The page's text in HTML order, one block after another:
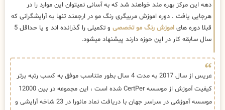
دهه این مرکز بهره مند خواهند شد که به آسانی نمیتوان این موارد را در
هرجایی یافت . دوره اموزش مربیگری رنگ مو در ارجمند تنها به آرایشگرانی که
قبلا دوره های اموزش رنگ مو تخصصی
و تکمیلی را گذرانده اند و یا حداقل 5
سال سابقه کار در این حوزه دارند پیشنهاد میشود.
عریس از سال 2017 به مدت 4 سال بطور متناسب موفق به کسب رتبه برتر
کیفیت آموزش از موسسه CertPer شده است ، این مجموعه در بین 12000
موسسه آموزشی در سراسر جهان با دریافت نماد مانورا در 23 شاخه آرایشی و